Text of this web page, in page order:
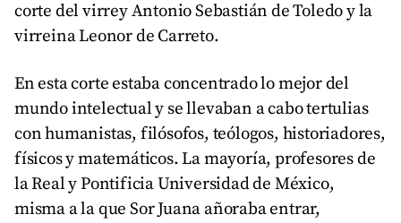
corte del virrey Antonio Sebastián de Toledo y la
virreina Leonor de Carreto.
En esta corte estaba concentrado lo mejor del
mundo intelectual y se llevaban a cabo tertulias
con humanistas, filósofos, teólogos, historiadores,
físicos y matemáticos. La mayoría, profesores de
la Real y Pontificia Universidad de México,
misma a la que Sor Juana añoraba entrar,